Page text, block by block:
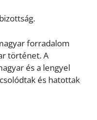
forradalom
történet. A
és a lengyel
és hatottak